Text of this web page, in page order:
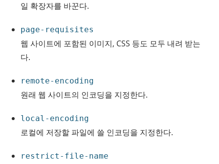
일 확장자를 바꾼다.
page-requisites
웹 사이트에 포함된 이미지, CSS 등도 모두 내려 받는
다.
remote-encoding
원래 웹 사이트의 인코딩을 지정한다.
local-encoding
로컬에 저장할 파일에 쓸 인코딩을 지정한다.
restrict-file-name